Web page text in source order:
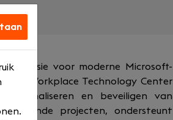
passie voor moderne Microsoft-
bij Workplace Technology Center
optimaliseren en beveiligen van
projecten, ondersteunt